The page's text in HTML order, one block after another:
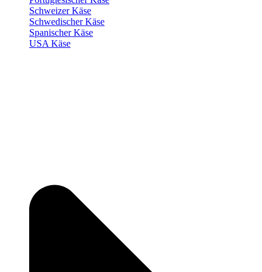
Schweizer Käse
Schwedischer Käse
Spanischer Käse
USA Käse